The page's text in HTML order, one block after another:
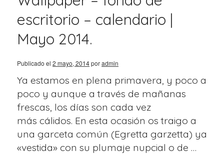
escritorio – calendario |
Mayo 2014.
Publicado el 2 mayo, 2014poradmin
Ya estamos en plena primavera, y poco a
poco y aunque a través de mañanas
frescas, los días son cada vez
más cálidos. En esta ocasión os traigo a
una garceta común (Egretta garzetta) ya
«vestida» con su plumaje nupcial o de …